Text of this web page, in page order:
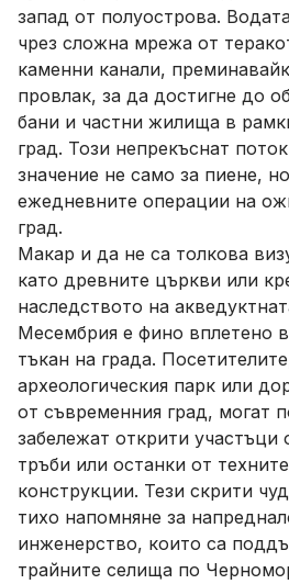
запад от полуострова.
чрез сложна мрежа от
каменни канали,
провлак, за да достигне до
бани и частни жилища в
град. Този непрекъснат
значение не само за пиене,
ежедневните операции на
град.
Макар и да не са толкова
като древните църкви или
наследството на
Месембрия е фино вплетено
тъкан на града.
археологическия парк или
от съвременния град, могат
забележат открити участъци
тръби или останки от
конструкции. Тези скрити
тихо напомняне за
инженерство, които са
трайните селища по